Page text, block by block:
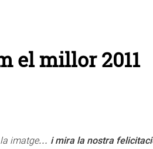
el millor 2011
imatge… i mira la nostra